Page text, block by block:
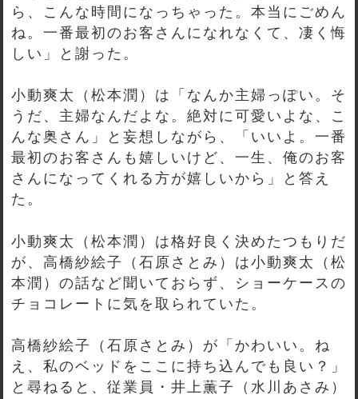
ら、こんな時間になっちゃった。本当にごめん
ね。一番最初のお客さんになれなくて、凄く悔
しい」と謝った。
小動爽太（松本潤）は「なんか主婦っぽい。そ
うだ、主婦なんだよな。絶対に可愛いよな、こ
んな奥さん」と妄想しながら、「いいよ。一番
最初のお客さんも嬉しいけど、一生、俺のお客
さんになってくれる方が嬉しいから」と答え
た。
小動爽太（松本潤）は格好良く決めたつもりだ
が、高橋紗絵子（石原さとみ）は小動爽太（松
本潤）の話など聞いておらず、ショーケースの
チョコレートに気を取られていた。
高橋紗絵子（石原さとみ）が「かわいい。ね
え、私のベッドをここに持ち込んでも良い？」
と尋ねると、従業員・井上薫子（水川あさみ）